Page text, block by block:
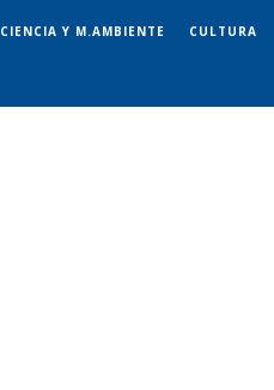
CIENCIA Y M.AMBIENTE CULTURA